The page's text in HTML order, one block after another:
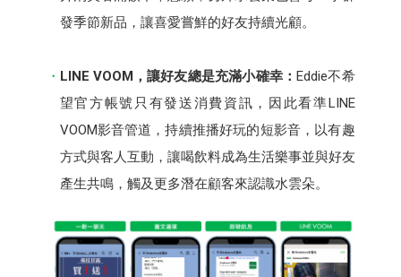
發季節新品，讓喜愛嘗鮮的好友持續光顧。
LINE VOOM，讓好友總是充滿小確幸：Eddie不希
望官方帳號只有發送消費資訊，因此看準LINE
VOOM影音管道，持續推播好玩的短影音，以有趣
方式與客人互動，讓喝飲料成為生活樂事並與好友
產生共鳴，觸及更多潛在顧客來認識水雲朵。